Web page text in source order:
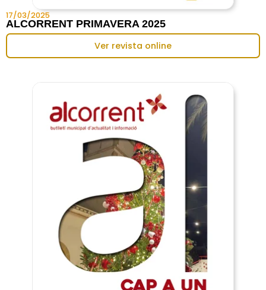
17/03/2025
ALCORRENT PRIMAVERA 2025
Ver revista online